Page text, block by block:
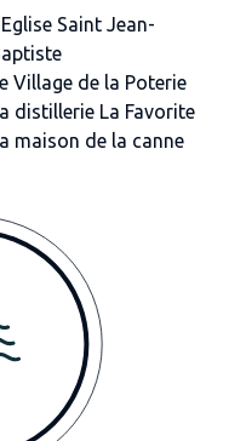
Saint Jean-
Village de la Poterie
distillerie La Favorite
maison de la canne